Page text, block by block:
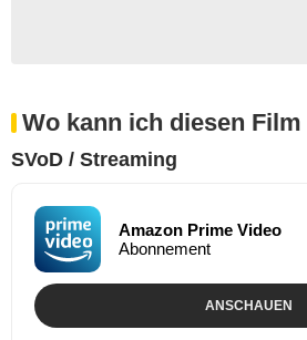
Wo kann ich diesen
SVoD / Streaming
Amazon Prime Video
Abonnement
ANSCHAUEN